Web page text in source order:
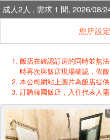
成人2人 , 需求 1 間, 2026/08/
您所設
飯店在確認訂房的同時並無
時再次與飯店現場確認，依飯
本公司網站上圖片為飯店提
訂購韓國飯店，入住代表人需